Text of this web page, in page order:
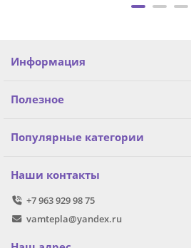
Информация
Полезное
Популярные категории
Наши контакты
+7 963 929 98 75
vamtepla@yandex.ru